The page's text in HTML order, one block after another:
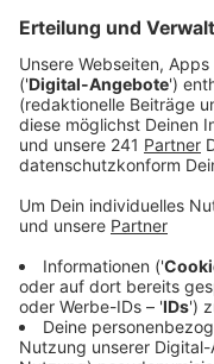
vertrieben. Im
noch
Veröffentlicht:
Der Äerzebär ist ein
Erbsenstroh, daher
Straßen Kommerns
er am Bleibach aus